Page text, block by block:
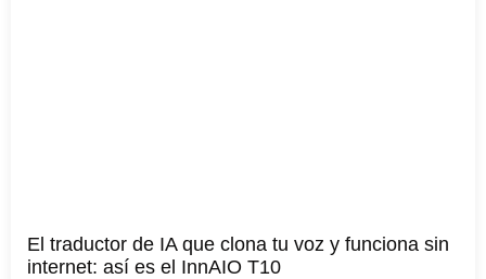
El traductor de IA que clona tu voz y funciona sin
internet: así es el InnAIO T10